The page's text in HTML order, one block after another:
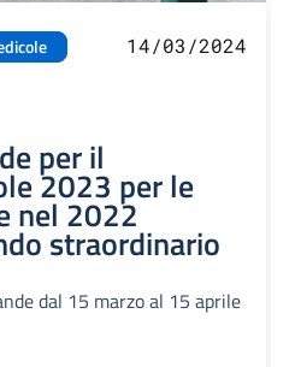
14/03/2024
per il
2023 per le
nel 2022
straordinario
dal 15 marzo al 15 aprile